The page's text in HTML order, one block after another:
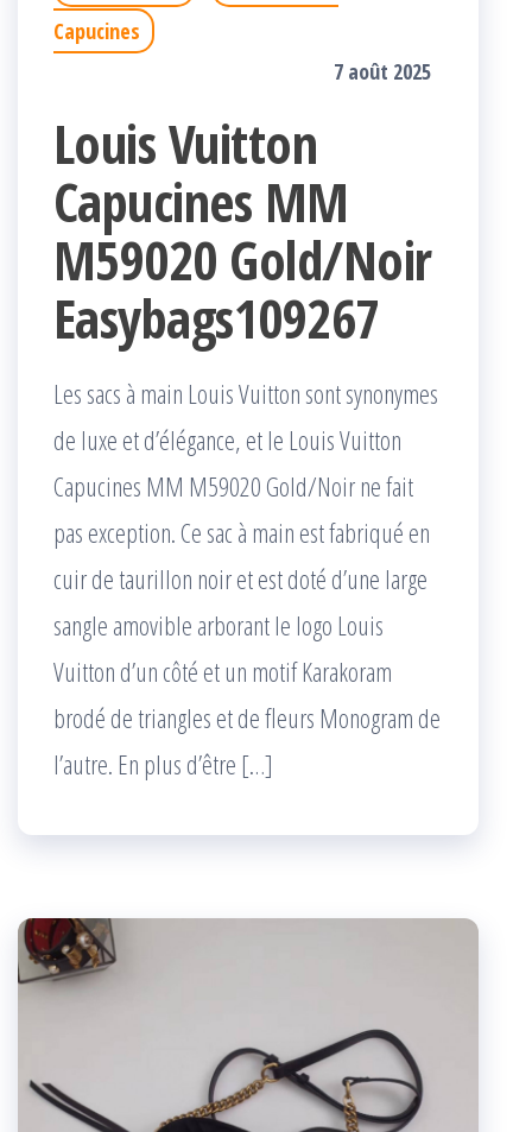
Capucines
7 août 2025
Louis Vuitton
Capucines MM
M59020 Gold/Noir
Easybags109267
Les sacs à main Louis Vuitton sont synonymes
de luxe et d’élégance, et le Louis Vuitton
Capucines MM M59020 Gold/Noir ne fait
pas exception. Ce sac à main est fabriqué en
cuir de taurillon noir et est doté d’une large
sangle amovible arborant le logo Louis
Vuitton d’un côté et un motif Karakoram
brodé de triangles et de fleurs Monogram de
l’autre. En plus d’être […]